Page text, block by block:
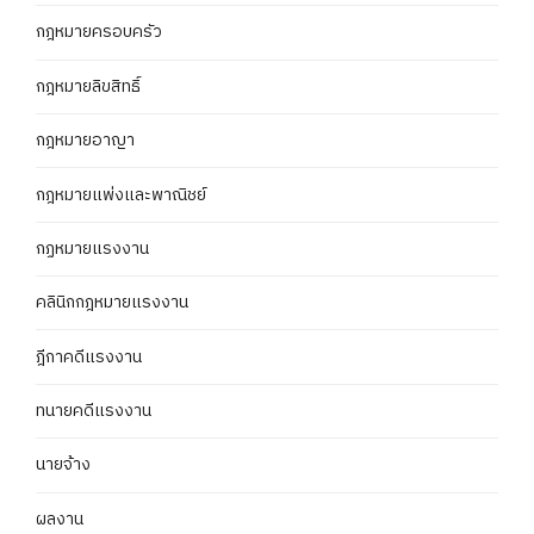
กฎหมายครอบครัว
กฎหมายลิขสิทธิ์
กฎหมายอาญา
กฎหมายแพ่งและพาณิชย์
กฏหมายแรงงาน
คลินิกกฎหมายแรงงาน
ฎีกาคดีแรงงาน
ทนายคดีแรงงาน
นายจ้าง
ผลงาน